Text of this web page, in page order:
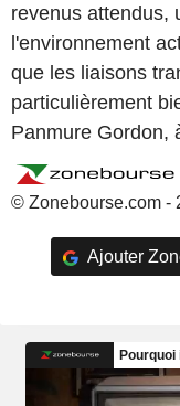
revenus attendus,
l'environnement
que les liaisons
particulièrement
Panmure Gordon,
© Zonebourse.com -
Ajouter